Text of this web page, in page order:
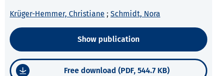
Krüger-Hemmer, Christiane ; Schmidt, Nora
Show publication
Free download (PDF, 544.7 KB)